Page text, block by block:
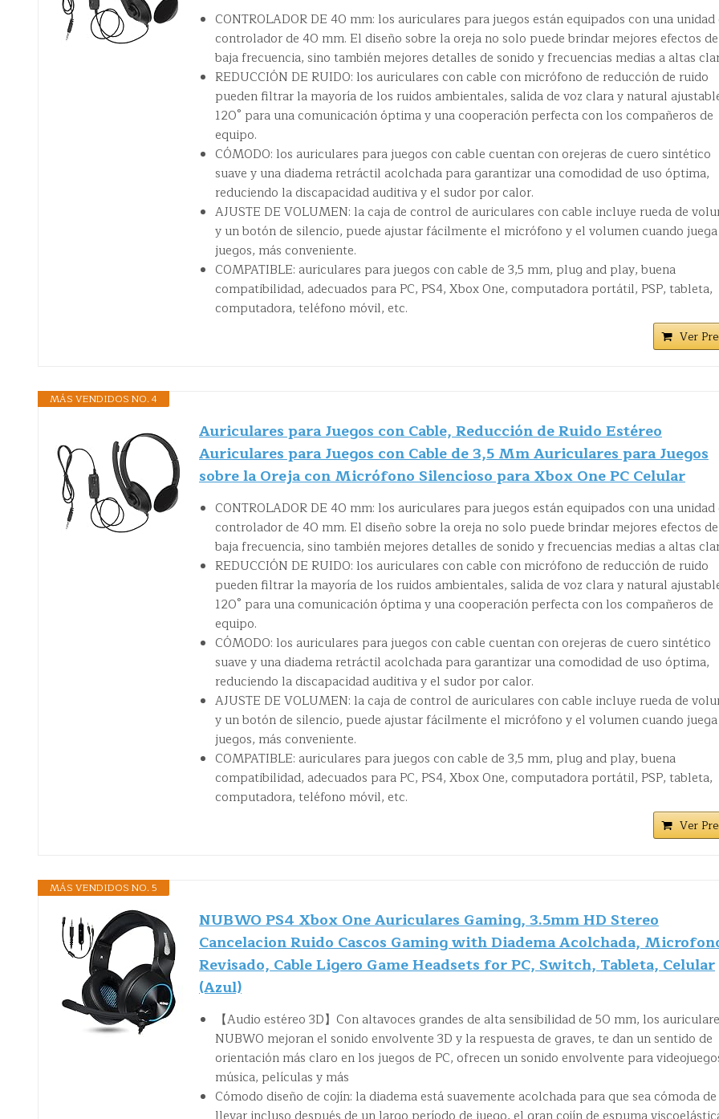
CONTROLADOR DE 40 mm: los auriculares para juegos están equipados con una unidad
controlador de 40 mm. El diseño sobre la oreja no solo puede brindar mejores efectos de
baja frecuencia, sino también mejores detalles de sonido y frecuencias medias a altas
REDUCCIÓN DE RUIDO: los auriculares con cable con micrófono de reducción de ruido
pueden filtrar la mayoría de los ruidos ambientales, salida de voz clara y natural
120° para una comunicación óptima y una cooperación perfecta con los compañeros de
equipo.
CÓMODO: los auriculares para juegos con cable cuentan con orejeras de cuero sintético
suave y una diadema retráctil acolchada para garantizar una comodidad de uso óptima,
reduciendo la discapacidad auditiva y el sudor por calor.
AJUSTE DE VOLUMEN: la caja de control de auriculares con cable incluye rueda de
y un botón de silencio, puede ajustar fácilmente el micrófono y el volumen cuando juega
juegos, más conveniente.
COMPATIBLE: auriculares para juegos con cable de 3,5 mm, plug and play, buena
compatibilidad, adecuados para PC, PS4, Xbox One, computadora portátil, PSP, tableta,
computadora, teléfono móvil, etc.
Ver
MÁS VENDIDOS NO. 4
Auriculares para Juegos con Cable, Reducción de Ruido Estéreo
Auriculares para Juegos con Cable de 3,5 Mm Auriculares para Juegos
sobre la Oreja con Micrófono Silencioso para Xbox One PC Celular
CONTROLADOR DE 40 mm: los auriculares para juegos están equipados con una unidad
controlador de 40 mm. El diseño sobre la oreja no solo puede brindar mejores efectos de
baja frecuencia, sino también mejores detalles de sonido y frecuencias medias a altas
REDUCCIÓN DE RUIDO: los auriculares con cable con micrófono de reducción de ruido
pueden filtrar la mayoría de los ruidos ambientales, salida de voz clara y natural
120° para una comunicación óptima y una cooperación perfecta con los compañeros de
equipo.
CÓMODO: los auriculares para juegos con cable cuentan con orejeras de cuero sintético
suave y una diadema retráctil acolchada para garantizar una comodidad de uso óptima,
reduciendo la discapacidad auditiva y el sudor por calor.
AJUSTE DE VOLUMEN: la caja de control de auriculares con cable incluye rueda de
y un botón de silencio, puede ajustar fácilmente el micrófono y el volumen cuando juega
juegos, más conveniente.
COMPATIBLE: auriculares para juegos con cable de 3,5 mm, plug and play, buena
compatibilidad, adecuados para PC, PS4, Xbox One, computadora portátil, PSP, tableta,
computadora, teléfono móvil, etc.
Ver
MÁS VENDIDOS NO. 5
NUBWO PS4 Xbox One Auriculares Gaming, 3.5mm HD Stereo
Cancelacion Ruido Cascos Gaming with Diadema Acolchada,
Revisado, Cable Ligero Game Headsets for PC, Switch, Tableta, Celular
(Azul)
【Audio estéreo 3D】Con altavoces grandes de alta sensibilidad de 50 mm, los
NUBWO mejoran el sonido envolvente 3D y la respuesta de graves, te dan un sentido de
orientación más claro en los juegos de PC, ofrecen un sonido envolvente para
música, películas y más
Cómodo diseño de cojín: la diadema está suavemente acolchada para que sea cómoda de